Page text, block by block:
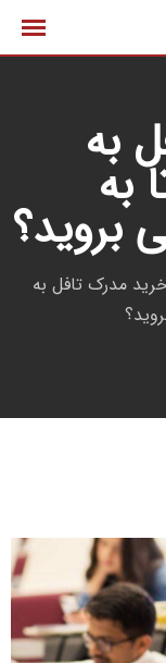
به
به
بروید؟
مدرک تافل به